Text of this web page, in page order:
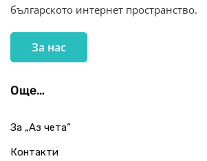
българското интернет пространство.
За нас
Още…
За „Аз чета“
Контакти